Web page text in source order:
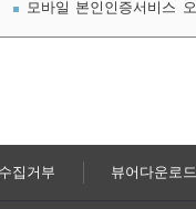
모바일 본인인증서비스
집거부 뷰어다운로드